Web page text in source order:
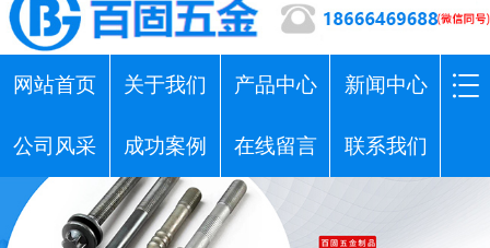
网站首页 关于我们 产品中心 新闻中心
公司风采 成功案例 在线留言 联系我们